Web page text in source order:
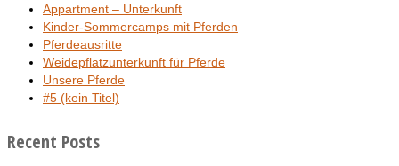
Appartment – Unterkunft
Kinder-Sommercamps mit Pferden
Pferdeausritte
Weidepflatzunterkunft für Pferde
Unsere Pferde
#5 (kein Titel)
Recent Posts